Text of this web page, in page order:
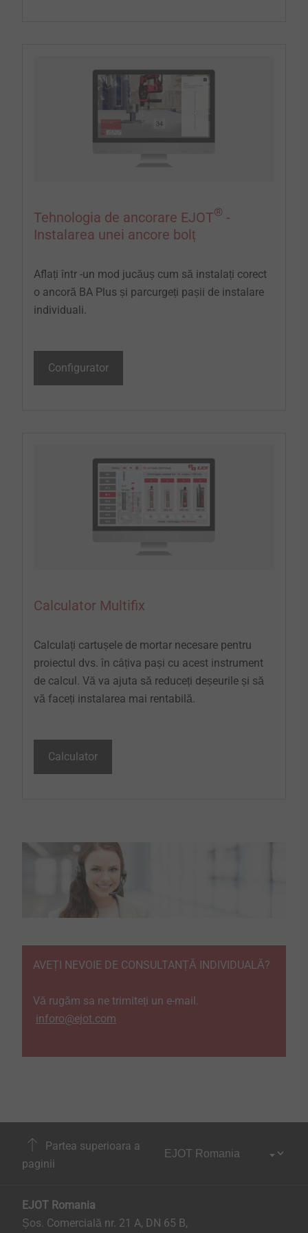
Tehnologia de ancorare EJOT® -
Instalarea unei ancore bolț
Aflați într -un mod jucăuș cum să instalați corect
o ancoră BA Plus și parcurgeți pașii de instalare
individuali.
Configurator
Calculator Multifix
Calculați cartușele de mortar necesare pentru
proiectul dvs. în câțiva pași cu acest instrument
de calcul. Vă va ajuta să reduceți deșeurile și să
vă faceți instalarea mai rentabilă.
Calculator
AVEȚI NEVOIE DE CONSULTANȚĂ INDIVIDUALĂ?
Vă rugăm sa ne trimiteți un e-mail.
inforo@ejot.com
Partea superioara a
paginii
EJOT Romania
Șos. Comercială nr. 21 A, DN 65 B,